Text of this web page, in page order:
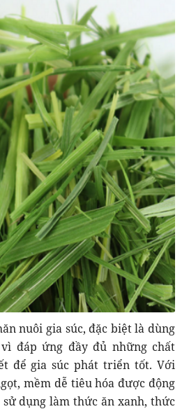
gia súc, đặc biệt là dùng
đáp ứng đầy đủ những chất
để gia súc phát triển tốt. Với
mềm dễ tiêu hóa được động
dụng làm thức ăn xanh, thức